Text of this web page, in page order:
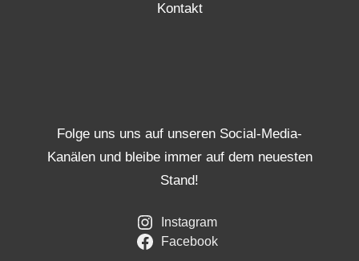
Kontakt
Folge uns uns auf unseren Social-Media-
Kanälen und bleibe immer auf dem neuesten
Stand!
Instagram
Facebook